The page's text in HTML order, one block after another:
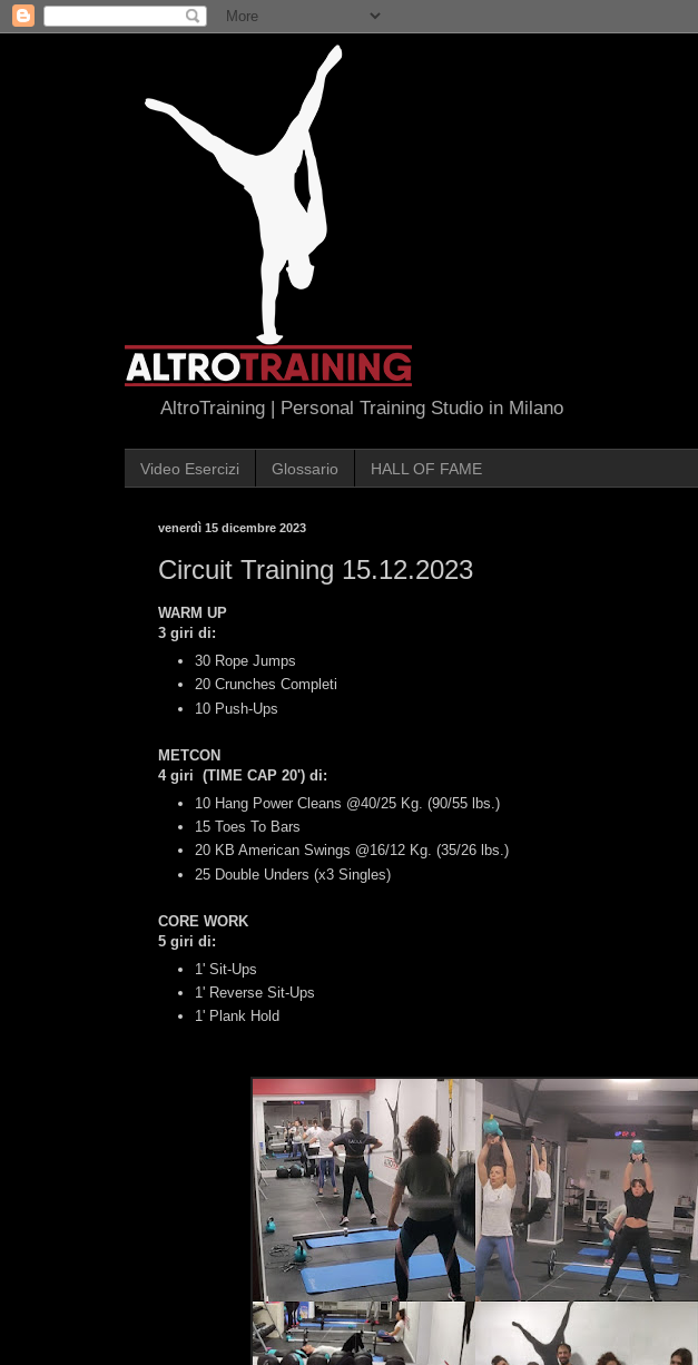
AltroTraining | Personal Training Studio in Milano
Video Esercizi Glossario HALL OF FAME
venerdì 15 dicembre 2023
Circuit Training 15.12.2023
WARM UP
3 giri di:
30 Rope Jumps
20 Crunches Completi
10 Push-Ups
METCON
4 giri (TIME CAP 20') di:
10 Hang Power Cleans @40/25 Kg. (90/55 lbs.)
15 Toes To Bars
20 KB American Swings @16/12 Kg. (35/26 lbs.)
25 Double Unders (x3 Singles)
CORE WORK
5 giri di:
1' Sit-Ups
1' Reverse Sit-Ups
1' Plank Hold